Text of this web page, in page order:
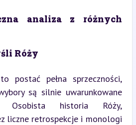
analiza z różnych
Róży
postać pełna sprzeczności,
są silnie uwarunkowane
Osobista historia Róży,
liczne retrospekcje i monologi